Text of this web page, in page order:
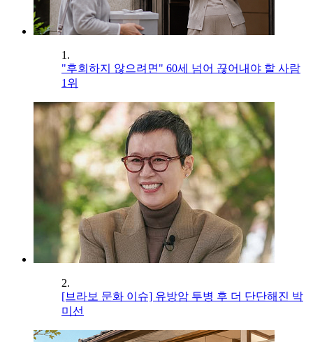
1.
"후회하지 않으려면" 60세 넘어 끊어내야 할 사람
1위
2.
[브라보 문화 이슈] 유방암 투병 후 더 단단해진 박
미선